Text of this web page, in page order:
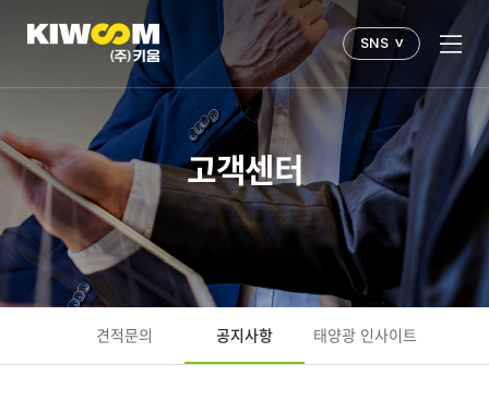
SNS v
고객센터
견적문의 공지사항 태양광 인사이트